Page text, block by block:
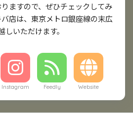
ますので、ぜひチェックしてみ
店は、東京メトロ銀座線の末広
いただけます。
Instagram Feedly Website